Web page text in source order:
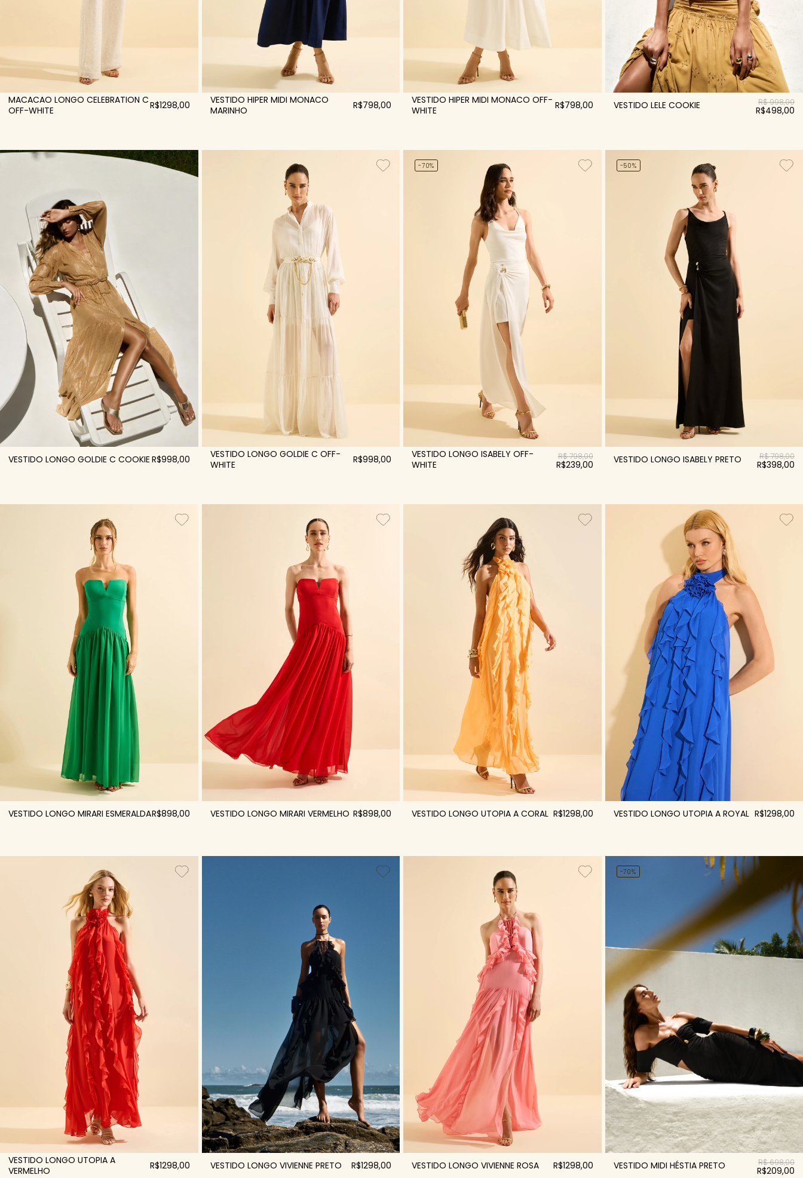
MACACAO LONGO CELEBRATION C
OFF-WHITE
R$1298,00
VESTIDO HIPER MIDI MONACO
MARINHO
R$798,00
VESTIDO HIPER MIDI MONACO OFF-
WHITE
R$798,00 VESTIDO LELE COOKIE R$ 998,00
R$498,00
VESTIDO LONGO GOLDIE C COOKIE R$998,00
VESTIDO LONGO GOLDIE C OFF-
WHITE
R$998,00
-70%
VESTIDO LONGO ISABELY OFF-
WHITE
R$ 798,00
R$239,00
-50%
VESTIDO LONGO ISABELY PRETO R$ 798,00
R$398,00
VESTIDO LONGO MIRARI ESMERALDAR$898,00 VESTIDO LONGO MIRARI VERMELHO R$898,00 VESTIDO LONGO UTOPIA A CORAL R$1298,00 VESTIDO LONGO UTOPIA A ROYAL R$1298,00
VESTIDO LONGO UTOPIA A
VERMELHO
R$1298,00 VESTIDO LONGO VIVIENNE PRETO R$1298,00 VESTIDO LONGO VIVIENNE ROSA R$1298,00
-70%
VESTIDO MIDI HÉSTIA PRETO R$ 698,00
R$209,00